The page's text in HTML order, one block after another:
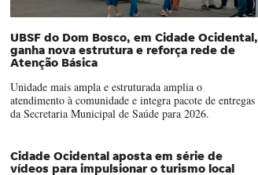
UBSF do Dom Bosco, em Cidade Ocidental,
ganha nova estrutura e reforça rede de
Atenção Básica
Unidade mais ampla e estruturada amplia o
atendimento à comunidade e integra pacote de entregas
da Secretaria Municipal de Saúde para 2026.
Cidade Ocidental aposta em série de
vídeos para impulsionar o turismo local